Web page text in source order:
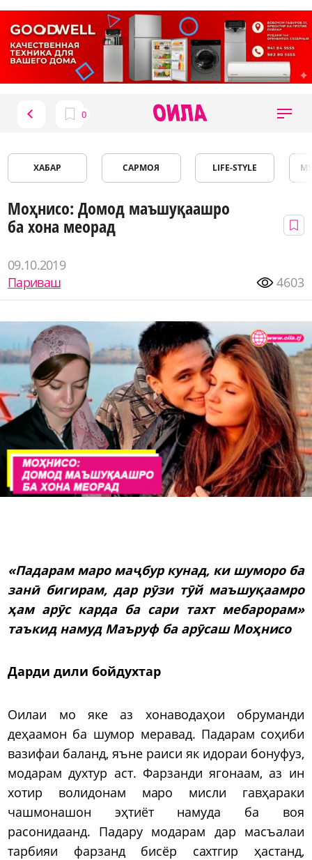
ХАБАР САРМОЯ LIFE-STYLE
Моҳнисо: Домод маъшуқаашро
ба хона меорад
09.10.2019
Париваш
4603
«Падарам маро маҷбур кунад, ки шуморо ба
занӣ бигирам, дар рӯзи тӯй маъшуқаамро
ҳам арӯс карда ба сари тахт мебарорам»
таъкид намуд Маъруф ба арӯсаш Моҳнисо
Дарди дили бойдухтар
Оилаи мо яке аз хонаводаҳои обруманди
деҳаамон ба шумор меравад. Падарам соҳиби
вазифаи баланд, яъне раиси як идораи бонуфуз,
модарам духтур аст. Фарзанди ягонаам, аз ин
хотир волидонам маро мисли гавҳараки
чашмонашон эҳтиёт намуда ба воя
расонидаанд. Падару модарам дар масъалаи
тарбияи фарзанд бисёр сахтгир ҳастанд,